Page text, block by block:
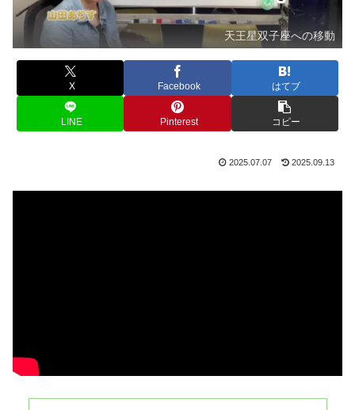
天王星双子座への移動
X Facebook はてブ
LINE Pinterest コピー
2025.07.07 2025.09.13